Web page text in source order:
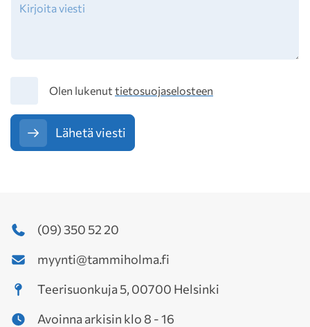
TietosuojaOlen lukenut tietosuojaselosteen
Lähetä viesti
(09) 350 52 20
myynti@tammiholma.fi
Teerisuonkuja 5, 00700 Helsinki
Avoinna arkisin klo 8 - 16